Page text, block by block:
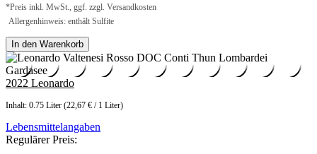
*Preis inkl. MwSt., ggf. zzgl. Versandkosten
Allergenhinweis: enthält Sulfite
In den Warenkorb
2022 Leonardo
Inhalt: 0.75 Liter (22,67 € / 1 Liter)
Lebensmittelangaben
Regulärer Preis: